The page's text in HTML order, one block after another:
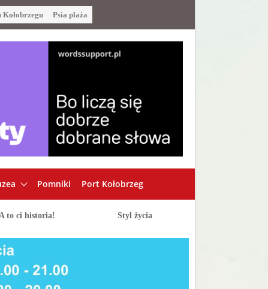
Kołobrzegu Psia plaża
Pomniki Port Kołobrzeg
A to ci historia! Styl życia